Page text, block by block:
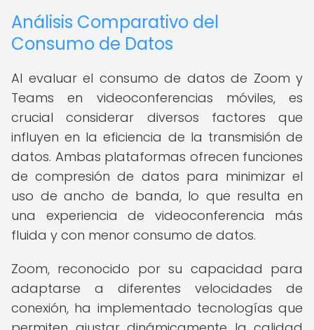
Análisis Comparativo del
Consumo de Datos
Al evaluar el consumo de datos de Zoom y
Teams en videoconferencias móviles, es
crucial considerar diversos factores que
influyen en la eficiencia de la transmisión de
datos. Ambas plataformas ofrecen funciones
de compresión de datos para minimizar el
uso de ancho de banda, lo que resulta en
una experiencia de videoconferencia más
fluida y con menor consumo de datos.
Zoom, reconocido por su capacidad para
adaptarse a diferentes velocidades de
conexión, ha implementado tecnologías que